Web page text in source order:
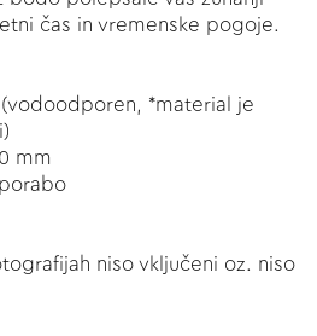
čas in vremenske pogoje.
(vodoodporen, *material je
mm
niso vključeni oz. niso